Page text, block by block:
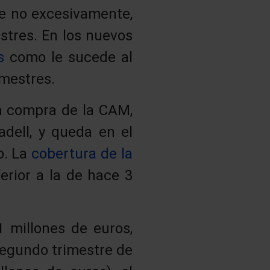
no excesivamente,
En los nuevos
como le sucede al
de la CAM,
y queda en el
La cobertura de la
a la de hace 3
millones de euros,
trimestre de